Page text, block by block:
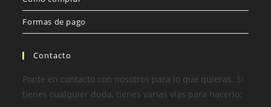
Formas de pago
Contacto
Ponte en contacto con nosotros para lo que quieras. Si
tienes cualquier duda, tienes varias vías para hacerlo: